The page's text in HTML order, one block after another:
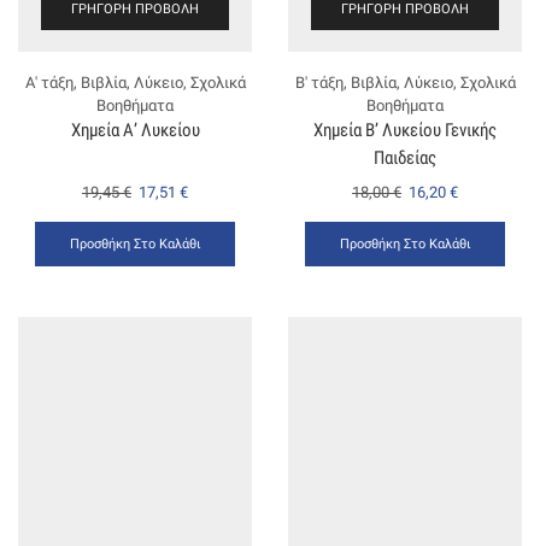
ΓΡΉΓΟΡΗ ΠΡΟΒΟΛΉ
Α' τάξη, Βιβλία, Λύκειο, Σχολικά
Βοηθήματα
Χημεία Α’ Λυκείου
19,45€ 17,51 €
Προσθήκη Στο Καλάθι
ΓΡΉΓΟΡΗ ΠΡΟΒΟΛΉ
Β' τάξη, Βιβλία, Λύκειο, Σχολικά
Βοηθήματα
Χημεία Β’ Λυκείου Γενικής
Παιδείας
18,00€ 16,20 €
Προσθήκη Στο Καλάθι